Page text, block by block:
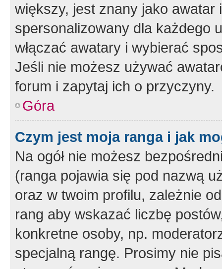
większy, jest znany jako
spersonalizowany dla każdego
włączać awatary i wybierać
Jeśli nie możesz używać
forum i zapytaj ich o przyczyny.
Góra
Czym jest moja ranga i jak
Na ogół nie możesz
(ranga pojawia się pod nazwą
oraz w twoim profilu, zależnie
rang aby wskazać liczbę
konkretne osoby, np.
specjalną rangę. Prosimy nie